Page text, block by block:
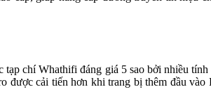
chí Whathifi đáng giá 5 sao bởi nhiều
cải tiến hơn khi trang bị thêm đầu vào